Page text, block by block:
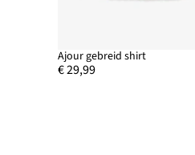
Ajour gebreid shirt
€ 29,99